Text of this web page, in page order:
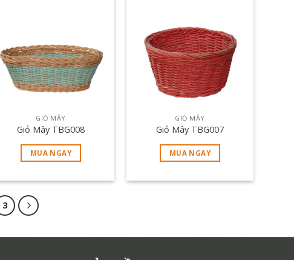
GIỎ MÂY
Giỏ Mây TBG008
MUA NGAY
GIỎ MÂY
Giỏ Mây TBG007
MUA NGAY
3